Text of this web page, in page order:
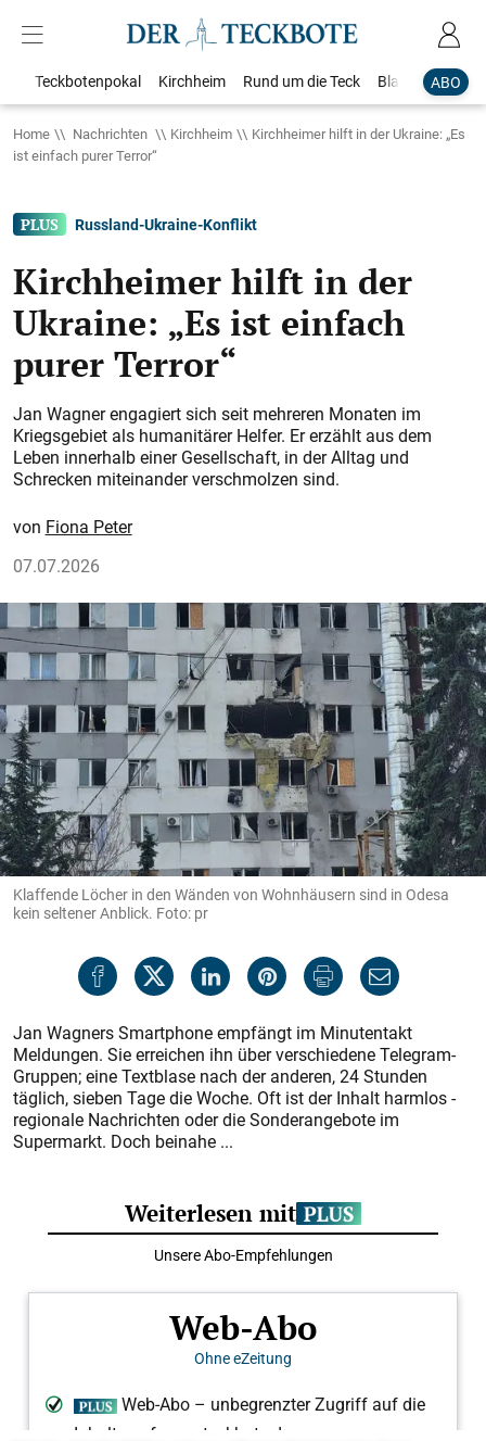
ABO
Teckbotenpokal Kirchheim Rund um die Teck Blaulicht
Home Nachrichten Kirchheim
Kirchheimer hilft in der Ukraine: „Es
ist einfach purer Terror“
Russland-Ukraine-Konflikt
Kirchheimer hilft in der
Ukraine: „Es ist einfach
purer Terror“
Jan Wagner engagiert sich seit mehreren Monaten im
Kriegsgebiet als humanitärer Helfer. Er erzählt aus dem
Leben innerhalb einer Gesellschaft, in der Alltag und
Schrecken miteinander verschmolzen sind.
Fiona Peter
07.07.2026
Klaffende Löcher in den Wänden von Wohnhäusern sind in Odesa
kein seltener Anblick. Foto: pr
Jan Wagners Smartphone empfängt im Minutentakt
Meldungen. Sie erreichen ihn über verschiedene Telegram-
Gruppen; eine Textblase nach der anderen, 24 Stunden
täglich, sieben Tage die Woche. Oft ist der Inhalt harmlos -
regionale Nachrichten oder die Sonderangebote im
Supermarkt. Doch beinahe ...